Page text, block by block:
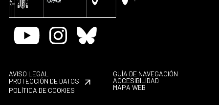
Youtube InstagramBluesky
AVISO LEGAL
PROTECCIÓN DE DATOS
POLÍTICA DE COOKIES
GUÍA DE NAVEGACIÓN
ACCESIBILIDAD
MAPA WEB